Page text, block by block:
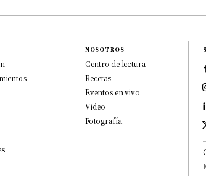
NOSOTROS
Centro de lectura
Recetas
Eventos en vivo
Video
Fotografía